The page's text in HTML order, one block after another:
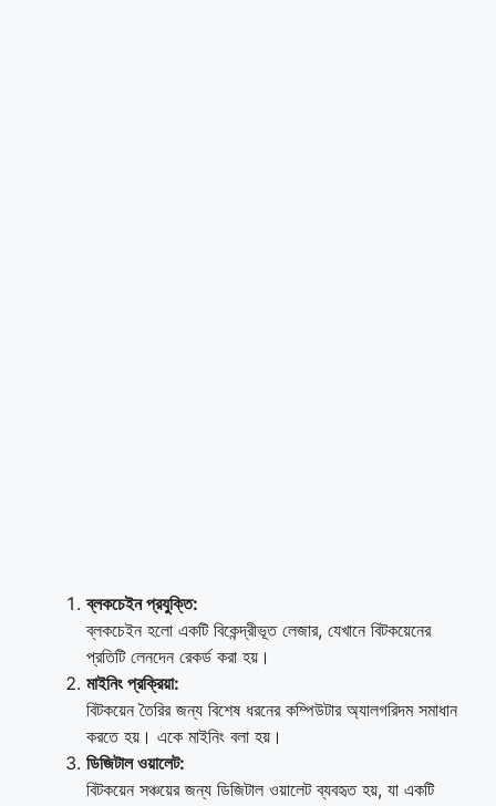
ব্লকচেইন প্রযুক্তি:
ব্লকচেইন হলো একটি বিকেন্দ্রীভূত লেজার, যেখানে বিটকয়েনের
প্রতিটি লেনদেন রেকর্ড করা হয়।
মাইনিং প্রক্রিয়া:
বিটকয়েন তৈরির জন্য বিশেষ ধরনের কম্পিউটার অ্যালগরিদম সমাধান
করতে হয়। একে মাইনিং বলা হয়।
ডিজিটাল ওয়ালেট:
বিটকয়েন সঞ্চয়ের জন্য ডিজিটাল ওয়ালেট ব্যবহৃত হয়, যা একটি